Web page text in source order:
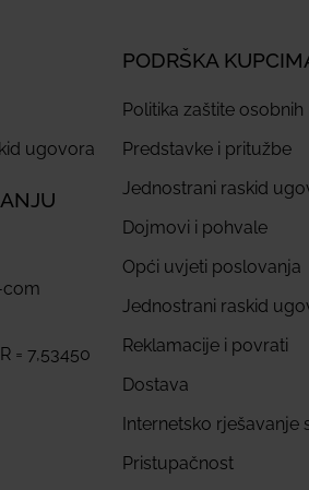
ugovora
com
= 7,53450
PODRŠKA
Politika zaštite
Predstavke i pritužbe
Jednostrani raskid
Dojmovi i pohvale
Opći uvjeti poslovanja
Jednostrani raskid
Reklamacije i povrati
Dostava
Internetsko rješavanje
Pristupačnost